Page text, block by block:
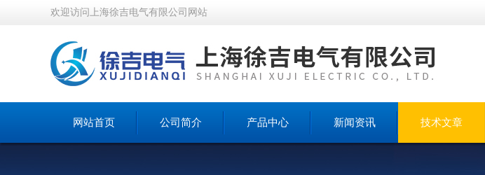
欢迎访问上海徐吉电气有限公司网站
网站首页 公司简介 产品中心 新闻资讯 技术文章